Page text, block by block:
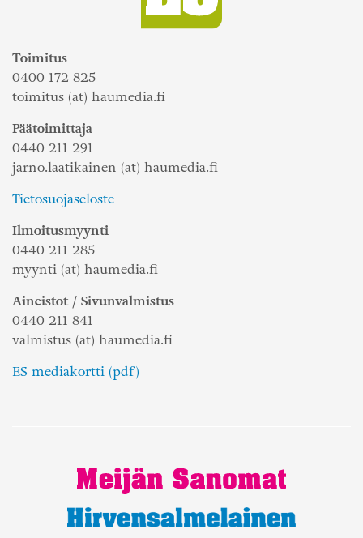
Toimitus
0400 172 825
toimitus (at) haumedia.fi
Päätoimittaja
0440 211 291
jarno.laatikainen (at) haumedia.fi
Tietosuojaseloste
Ilmoitusmyynti
0440 211 285
myynti (at) haumedia.fi
Aineistot / Sivunvalmistus
0440 211 841
valmistus (at) haumedia.fi
ES mediakortti (pdf)